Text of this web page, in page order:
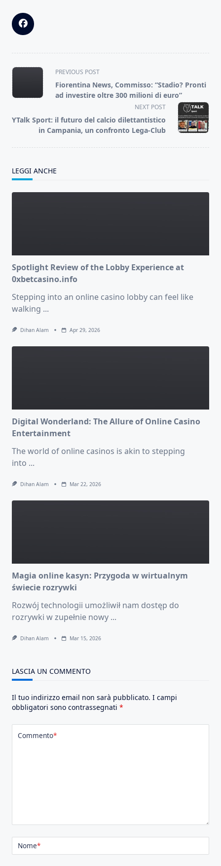
<span
class="nav-
subtitle
reader-
text">Page</span>
PREVIOUS POST
Fiorentina News, Commisso: “Stadio? Pronti
ad investire oltre 300 milioni di euro”
NEXT POST
YTalk Sport: il futuro del calcio dilettantistico
in Campania, un confronto Lega-Club
LEGGI ANCHE
Spotlight Review of the Lobby Experience at
0xbetcasino.info
Stepping into an online casino lobby can feel like
walking ...
Dihan Alam Apr 29, 2026
Digital Wonderland: The Allure of Online Casino
Entertainment
The world of online casinos is akin to stepping
into ...
Dihan Alam Mar 22, 2026
Magia online kasyn: Przygoda w wirtualnym
świecie rozrywki
Rozwój technologii umożliwił nam dostęp do
rozrywki w zupełnie nowy ...
Dihan Alam Mar 15, 2026
LASCIA UN COMMENTO
Il tuo indirizzo email non sarà pubblicato. I campi
obbligatori sono contrassegnati *
Commento*
Nome*